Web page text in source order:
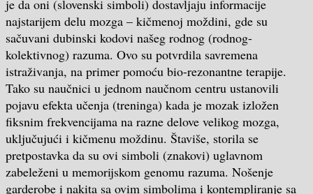
je da oni (slovenski simboli) dostavljaju informacije
najstarijem delu mozga – kičmenoj moždini, gde su
sačuvani dubinski kodovi našeg rodnog (rodnog-
kolektivnog) razuma. Ovo su potvrdila savremena
istraživanja, na primer pomoću bio-rezonantne terapije.
Tako su naučnici u jednom naučnom centru ustanovili
pojavu efekta učenja (treninga) kada je mozak izložen
fiksnim frekvencijama na razne delove velikog mozga,
uključujući i kičmenu moždinu. Štaviše, storila se
pretpostavka da su ovi simboli (znakovi) uglavnom
zabeleženi u memorijskom genomu razuma. Nošenje
garderobe i nakita sa ovim simbolima i kontempliranje sa